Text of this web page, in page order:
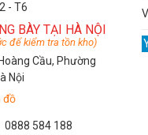
- T6
BÀY TẠI HÀ NỘI
để kiểm tra tồn kho)
Cầu, Phường
Nội
đồ
0888 584 188